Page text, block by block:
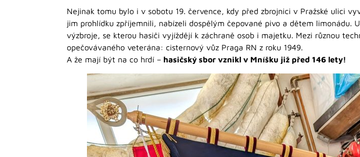
Nejinak tomu bylo i v sobotu 19. července, kdy před zbrojnici v Pražské ulici
jim prohlídku zpříjemnili, nabízeli dospělým čepované pivo a dětem limonádu.
výzbroje, se kterou hasiči vyjíždějí k záchraně osob i majetku. Mezi různou
opečovávaného veterána: cisternový vůz Praga RN z roku 1949.
A že mají být na co hrdí – hasičský sbor vznikl v Mníšku již před 146 lety!